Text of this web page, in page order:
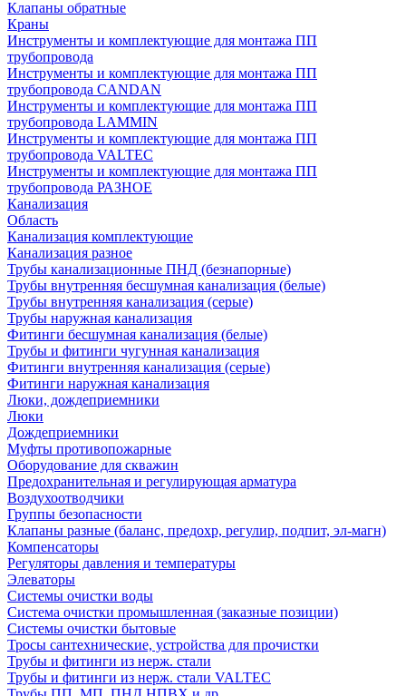
Клапаны обратные
Краны
Инструменты и комплектующие для монтажа ПП
трубопровода
Инструменты и комплектующие для монтажа ПП
трубопровода CANDAN
Инструменты и комплектующие для монтажа ПП
трубопровода LAMMIN
Инструменты и комплектующие для монтажа ПП
трубопровода VALTEC
Инструменты и комплектующие для монтажа ПП
трубопровода РАЗНОЕ
Канализация
Область
Канализация комплектующие
Канализация разное
Трубы канализационные ПНД (безнапорные)
Трубы внутренняя бесшумная канализация (белые)
Трубы внутренняя канализация (серые)
Трубы наружная канализация
Фитинги бесшумная канализация (белые)
Трубы и фитинги чугунная канализация
Фитинги внутренняя канализация (серые)
Фитинги наружная канализация
Люки, дождеприемники
Люки
Дождеприемники
Муфты противопожарные
Оборудование для скважин
Предохранительная и регулирующая арматура
Воздухоотводчики
Группы безопасности
Клапаны разные (баланс, предохр, регулир, подпит, эл-магн)
Компенсаторы
Регуляторы давления и температуры
Элеваторы
Системы очистки воды
Система очистки промышленная (заказные позиции)
Системы очистки бытовые
Тросы сантехнические, устройства для прочистки
Трубы и фитинги из нерж. стали
Трубы и фитинги из нерж. стали VALTEC